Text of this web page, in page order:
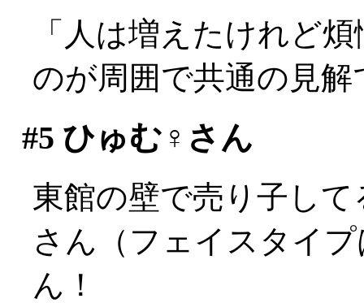
「人は増えたけれど
のが周囲で共通の見
#5 ひゅむ♀さん
東館の壁で売り子し
さん（フェイスタイ
ん！